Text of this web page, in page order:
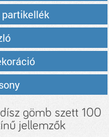
partikellék
gömb szett 100
jellemzők